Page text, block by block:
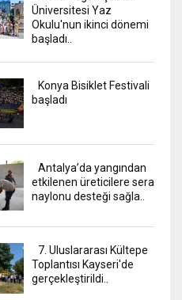
Üniversitesi Yaz
Okulu'nun ikinci dönemi
başladı..
Konya Bisiklet Festivali
başladı
Antalya’da yangından
etkilenen üreticilere sera
naylonu desteği sağla..
7. Uluslararası Kültepe
Toplantısı Kayseri'de
gerçekleştirildi..